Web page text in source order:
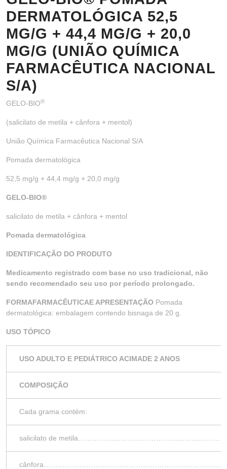
DERMATOLÓGICA 52,5
MG/G + 44,4 MG/G + 20,0
MG/G (UNIÃO QUÍMICA
FARMACÊUTICA NACIONAL
S/A)
GELO-BIO®
(salicilato de metila + cânfora + mentol)
União Química Farmacêutica Nacional S/A
Pomada dermatológica
52,5 mg/g + 44,4 mg/g + 20,0 mg/g
GELO-BIO®
salicilato de metila + cânfora + mentol
Pomada dermatológica
IDENTIFICAÇÃO DO PRODUTO
Medicamento registrado com base no uso tradicional, não
sendo recomendado seu uso por período prolongado.
FORMAFARMACÊUTICAE APRESENTAÇÃO Pomada
dermatológica: embalagem contendo bisnaga de 20 g.
USO TÓPICO
USO ADULTO E PEDIÁTRICO ACIMADE 2 ANOS
COMPOSIÇÃO
Cada grama contém:
salicilato de